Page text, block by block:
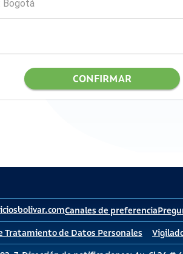
CONFIRMAR
Canales de preferencia
Tratamiento de Datos Personales